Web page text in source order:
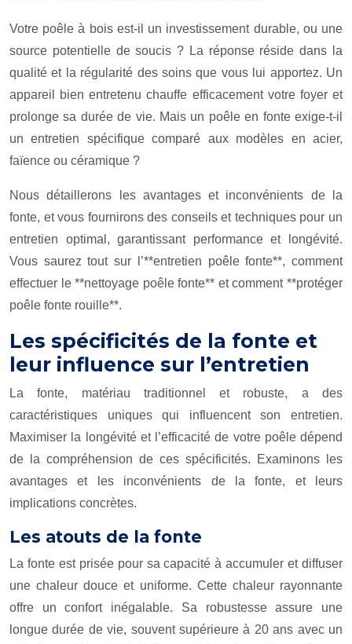
Votre poêle à bois est-il un investissement durable, ou une
source potentielle de soucis ? La réponse réside dans la
qualité et la régularité des soins que vous lui apportez. Un
appareil bien entretenu chauffe efficacement votre foyer et
prolonge sa durée de vie. Mais un poêle en fonte exige-t-il
un entretien spécifique comparé aux modèles en acier,
faïence ou céramique ?
Nous détaillerons les avantages et inconvénients de la
fonte, et vous fournirons des conseils et techniques pour un
entretien optimal, garantissant performance et longévité.
Vous saurez tout sur l’**entretien poêle fonte**, comment
effectuer le **nettoyage poêle fonte** et comment **protéger
poêle fonte rouille**.
Les spécificités de la fonte et
leur influence sur l’entretien
La fonte, matériau traditionnel et robuste, a des
caractéristiques uniques qui influencent son entretien.
Maximiser la longévité et l’efficacité de votre poêle dépend
de la compréhension de ces spécificités. Examinons les
avantages et les inconvénients de la fonte, et leurs
implications concrètes.
Les atouts de la fonte
La fonte est prisée pour sa capacité à accumuler et diffuser
une chaleur douce et uniforme. Cette chaleur rayonnante
offre un confort inégalable. Sa robustesse assure une
longue durée de vie, souvent supérieure à 20 ans avec un